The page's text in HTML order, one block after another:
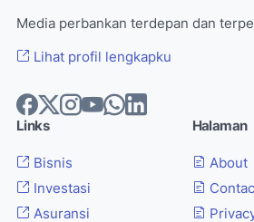
Media perbankan terdepan dan
Lihat profil lengkapku
Links
Bisnis
Investasi
Asuransi
Halaman
About